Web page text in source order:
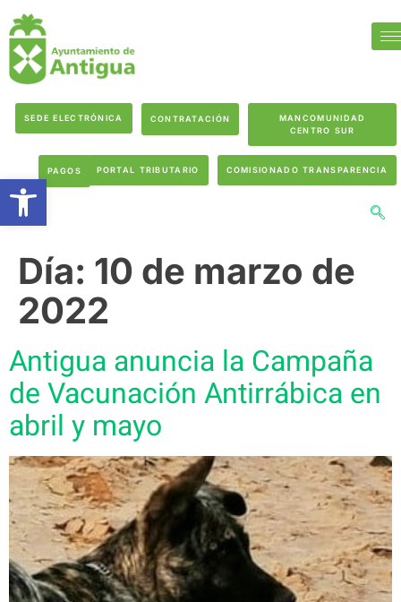
SEDE ELECTRÓNICA CONTRATACIÓN
MANCOMUNIDAD
CENTRO SUR
PAGOS PORTAL TRIBUTARIO COMISIONADO TRANSPARENCIA
Día: 10 de marzo de
2022
Antigua anuncia la Campaña
de Vacunación Antirrábica en
abril y mayo
Abrir barra de herramientas